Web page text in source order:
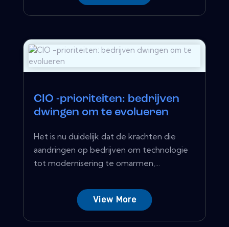
CIO -prioriteiten: bedrijven
dwingen om te evolueren
Het is nu duidelijk dat de krachten die
aandringen op bedrijven om technologie
tot modernisering te omarmen,...
View More